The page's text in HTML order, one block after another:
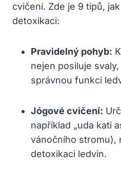
cvičení. Zde je 9 tipů,
detoxikaci:
Pravidelný pohyb:
nejen posiluje
správnou funkci
Jógové cvičení:
například „uda kati
vánočního stromu),
detoxikaci ledvin.